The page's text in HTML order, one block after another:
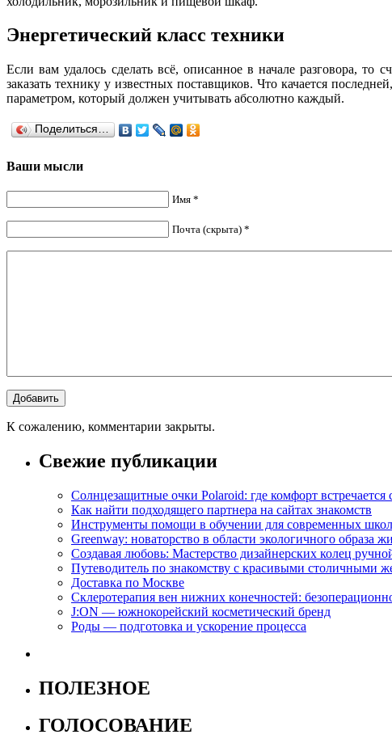
Энергетический класс техники
Если вам удалось сделать всё, описанное в начале разговора,
заказать технику у известных поставщиков. Что качается
параметром, который должен учитывать абсолютно каждый.
Поделиться…
Ваши мысли
Имя *
Почта (скрыта) *
К сожалению, комментарии закрыты.
Свежие публикации
Солнцезащитные очки Polaroid: где комфорт встречается
Как найти подходящего партнера на сайтах знакомств
Инструменты помощи в обучении для современных
Greenway: новаторство в области экологичного образа
Создавая любовь: Мастерство дизайнерских колец
Путеводитель по знакомству с красивыми столичными
Доставка по Москве
Склеротерапия вен нижних конечностей:
J:ON — южнокорейский косметический бренд
Роды — подготовка и ускорение процесса
ПОЛЕЗНОЕ
ГОЛОСОВАНИЕ